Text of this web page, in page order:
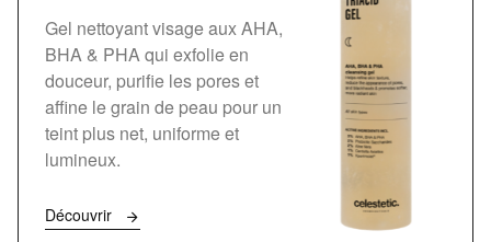
Gel nettoyant visage aux AHA,
BHA & PHA qui exfolie en
douceur, purifie les pores et
affine le grain de peau pour un
teint plus net, uniforme et
lumineux.
Découvrir